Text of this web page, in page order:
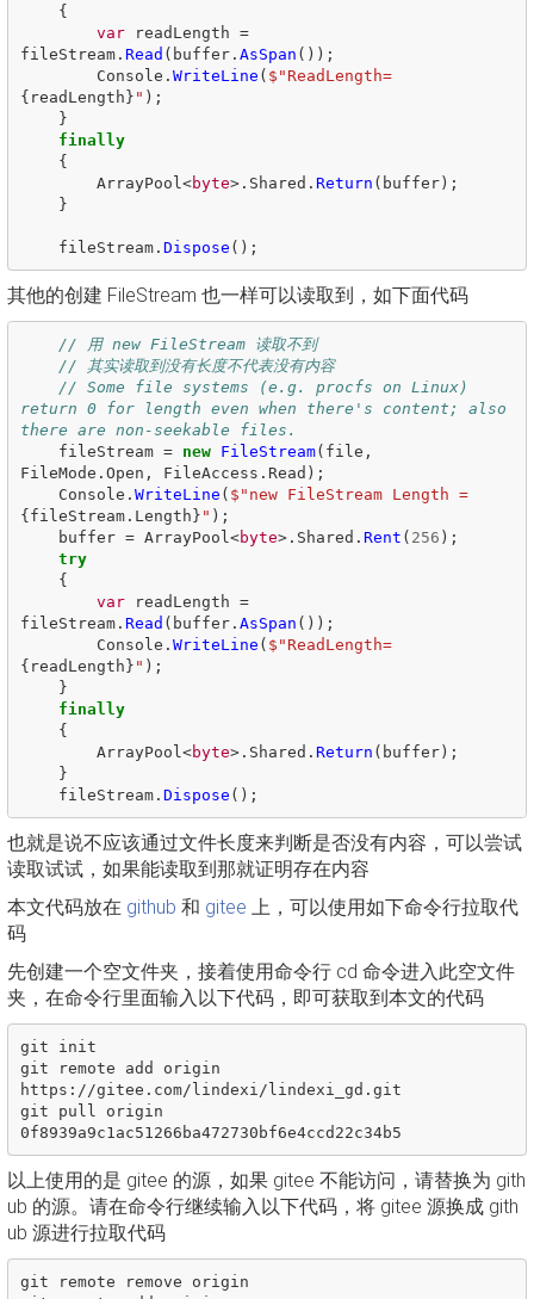
{
var
readLength =
fileStream. Read ( buffer. AsSpan ());
Console . WriteLine ( $"ReadLength=
{ readLength} " );
}
finally
{
ArrayPool <byte>. Shared . Return ( buffer);
}
fileStream. Dispose ();
其他的创建 FileStream 也一样可以读取到，如下面代码
// 用 new FileStream 读取不到
// 其实读取到没有长度不代表没有内容
// Some file systems (e.g. procfs on Linux)
return 0 for length even when there's content; also
there are non-seekable files.
fileStream = new FileStream( file ,
FileMode . Open , FileAccess . Read );
Console . WriteLine (
$"new FileStream Length =
{fileStream. Length} " );
buffer = ArrayPool <byte>. Shared . Rent ( 256 );
try
{
var
readLength =
fileStream. Read ( buffer. AsSpan ());
Console . WriteLine ( $"ReadLength=
{ readLength} " );
}
finally
{
ArrayPool <byte>. Shared . Return ( buffer);
}
fileStream. Dispose ();
也就是说不应该通过文件长度来判断是否没有内容，可以尝试
读取试试，如果能读取到那就证明存在内容
本文代码放在 github 和 gitee 上，可以使用如下命令行拉取代
码
先创建一个空文件夹，接着使用命令行 cd 命令进入此空文件
夹，在命令行里面输入以下代码，即可获取到本文的代码
git init
git remote add origin
https://gitee.com/lindexi/lindexi_gd.git
git pull origin
以上使用的是 gitee 的源，如果 gitee 不能访问，请替换为 gith
ub 的源。请在命令行继续输入以下代码，将 gitee 源换成 gith
ub 源进行拉取代码
git remote remove origin